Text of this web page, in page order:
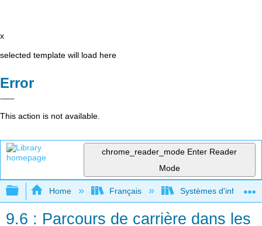
x
selected template will load here
Error
This action is not available.
chrome_reader_mode Enter Reader
Mode
Expand/collapse global hierarchy
Home Français Systèmes
9.6 : Parcours de carrière dans les